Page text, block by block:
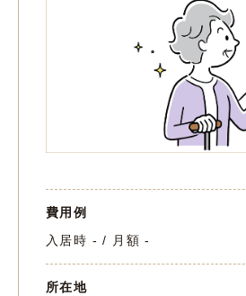
費用例
入居時 - / 月額 -
所在地